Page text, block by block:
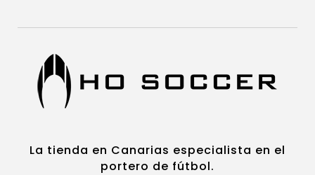
La tienda en Canarias especialista en el
portero de fútbol.